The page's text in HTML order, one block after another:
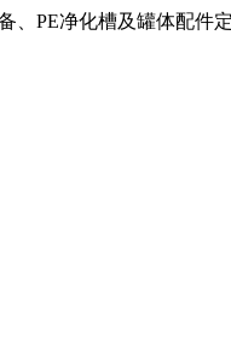
、PE净化槽及罐体配件